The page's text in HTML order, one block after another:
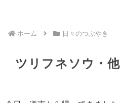
ホーム 日々のつぶやき
ツリフネソウ・他